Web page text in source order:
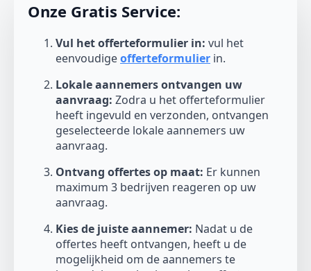
Onze Gratis Service:
Vul het offerteformulier in: vul het
eenvoudigeofferteformulier in.
Lokale aannemers ontvangen uw
aanvraag: Zodra u het offerteformulier
heeft ingevuld en verzonden, ontvangen
geselecteerde lokale aannemers uw
aanvraag.
Ontvang offertes op maat: Er kunnen
maximum 3 bedrijven reageren op uw
aanvraag.
Kies de juiste aannemer: Nadat u de
offertes heeft ontvangen, heeft u de
mogelijkheid om de aannemers te